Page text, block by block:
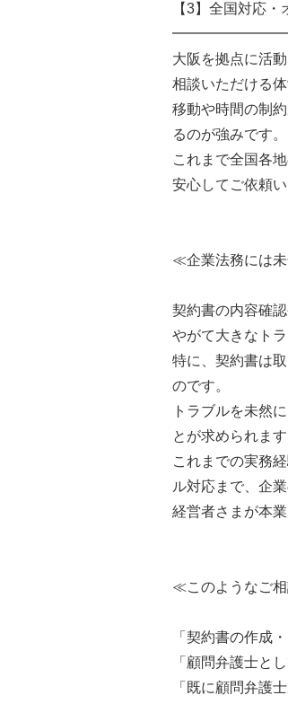
【3】全国対応
大阪を拠点に活
相談いただける
移動や時間の制
るのが強みです。
これまで全国各
安心してご依頼
≪企業法務には
契約書の内容確
やがて大きなト
特に、契約書は
のです。
トラブルを未然
とが求められます
これまでの実務
ル対応まで、企
経営者さまが本
≪このようなご
「契約書の作成
「顧問弁護士と
「既に顧問弁護